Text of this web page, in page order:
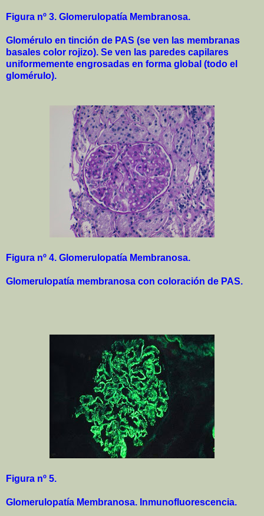
Figura nº 3. Glomerulopatía Membranosa.
Glomérulo en tinción de PAS (se ven las membranas
basales color rojizo). Se ven las paredes capilares
uniformemente engrosadas en forma global (todo el
glomérulo).
Figura nº 4. Glomerulopatía Membranosa.
Glomerulopatía membranosa con coloración de PAS.
Figura nº 5.
Glomerulopatía Membranosa. Inmunofluorescencia.